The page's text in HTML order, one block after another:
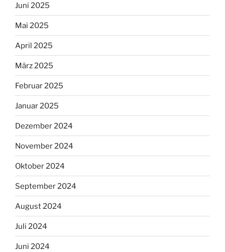
Juni 2025
Mai 2025
April 2025
März 2025
Februar 2025
Januar 2025
Dezember 2024
November 2024
Oktober 2024
September 2024
August 2024
Juli 2024
Juni 2024